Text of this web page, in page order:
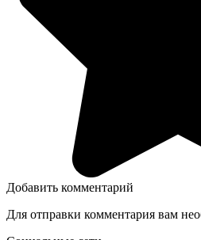
Добавить комментарий
Для отправки комментария вам